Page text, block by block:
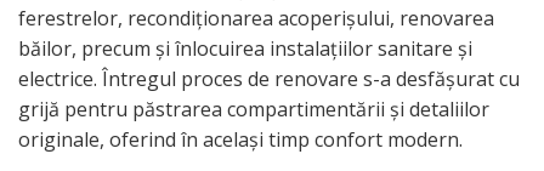
ferestrelor, recondiționarea acoperișului, renovarea
băilor, precum și înlocuirea instalațiilor sanitare și
electrice. Întregul proces de renovare s-a desfășurat cu
grijă pentru păstrarea compartimentării și detaliilor
originale, oferind în același timp confort modern.